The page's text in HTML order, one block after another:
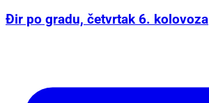
Đir po gradu, četvrtak 6. kolovoza